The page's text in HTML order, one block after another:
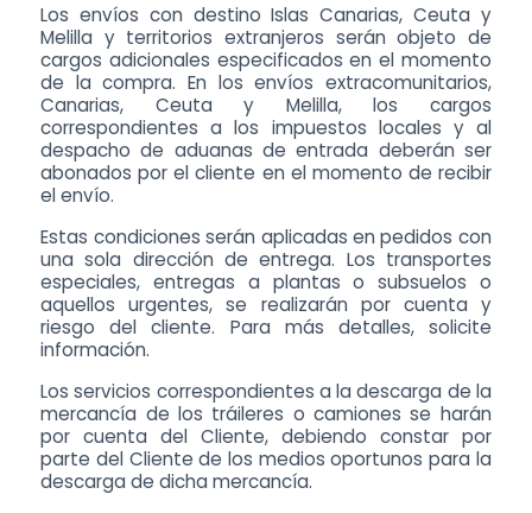
Los envíos con destino Islas Canarias, Ceuta y
Melilla y territorios extranjeros serán objeto de
cargos adicionales especificados en el momento
de la compra. En los envíos extracomunitarios,
Canarias, Ceuta y Melilla, los cargos
correspondientes a los impuestos locales y al
despacho de aduanas de entrada deberán ser
abonados por el cliente en el momento de recibir
el envío.
Estas condiciones serán aplicadas en pedidos con
una sola dirección de entrega. Los transportes
especiales, entregas a plantas o subsuelos o
aquellos urgentes, se realizarán por cuenta y
riesgo del cliente. Para más detalles, solicite
información.
Los servicios correspondientes a la descarga de la
mercancía de los tráileres o camiones se harán
por cuenta del Cliente, debiendo constar por
parte del Cliente de los medios oportunos para la
descarga de dicha mercancía.